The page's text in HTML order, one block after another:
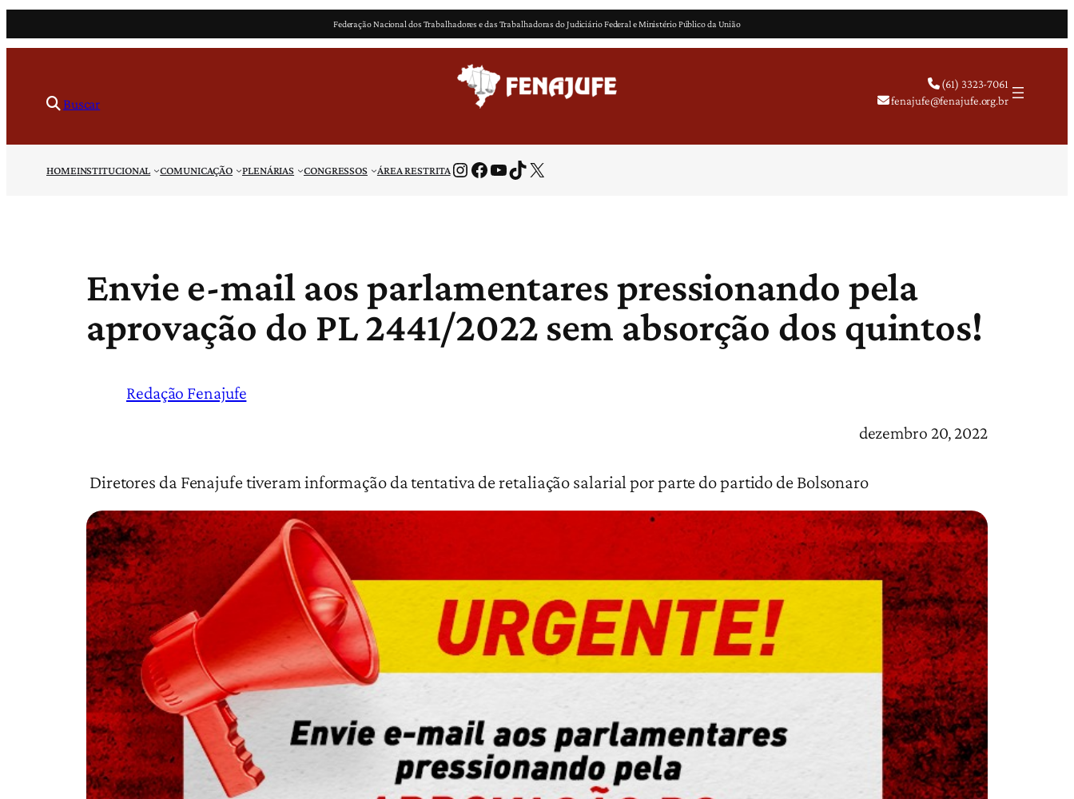
para
conteúdo
Federação Nacional dos Trabalhadores e das Trabalhadoras do Judiciário Federal e Ministério Público da União
Buscar
(61) 3323-7061
fenajufe@fenajufe.org.br
HOMEINSTITUCIONAL COMUNICAÇÃO PLENÁRIAS CONGRESSOS ÁREA RESTRITAInstagram Facebook Youtube TikTok X
Envie e-mail aos parlamentares pressionando pela
aprovação do PL 2441/2022 sem absorção dos quintos!
Redação Fenajufe
dezembro 20, 2022
Diretores da Fenajufe tiveram informação da tentativa de retaliação salarial por parte do partido de Bolsonaro